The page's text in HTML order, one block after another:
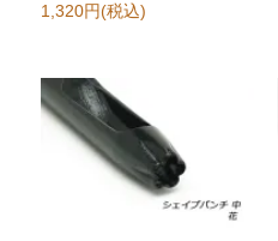
1,320円(税込)